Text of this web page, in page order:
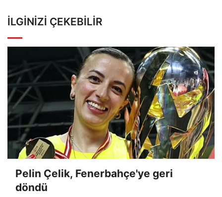
İLGINIZI ÇEKEBILIR
Pelin Çelik, Fenerbahçe'ye geri
döndü